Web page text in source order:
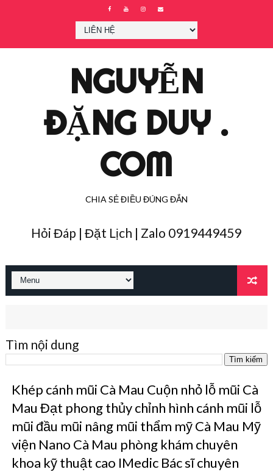
NGUYỄN
ĐẶNG DUY .
COM
CHIA SẺ ĐIỀU ĐÚNG ĐẮN
Hỏi Đáp | Đặt Lịch | Zalo 0919449459
Tìm nội dung
Khép cánh mũi Cà Mau Cuộn nhỏ lỗ mũi Cà
Mau Đạt phong thủy chỉnh hình cánh mũi lỗ
mũi đầu mũi nâng mũi thẩm mỹ Cà Mau Mỹ
viện Nano Cà Mau phòng khám chuyên
khoa kỹ thuật cao IMedic Bác sĩ chuyên